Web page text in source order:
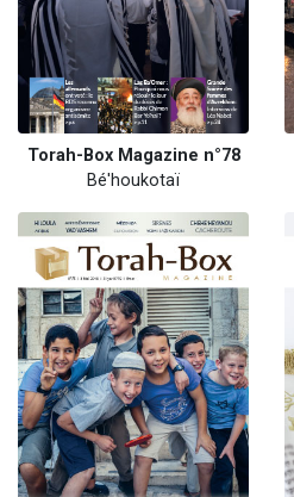
Torah-Box Magazine n°78
Bé'houkotaï